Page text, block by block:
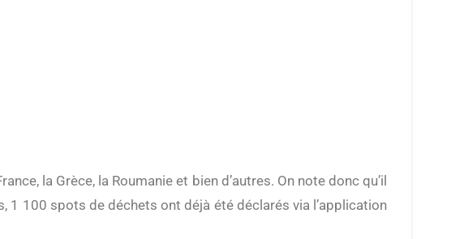
1 100 spots de déchets ont déjà été déclarés via l’application